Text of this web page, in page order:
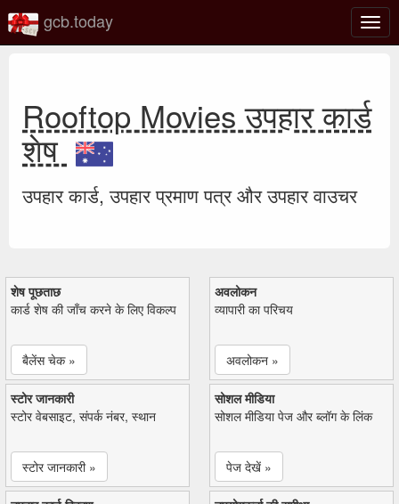
टॉगल
gcb.today
Rooftop Movies उपहार कार्ड
शेष
उपहार कार्ड, उपहार प्रमाण पत्र और उपहार वाउचर
शेष पूछताछ
कार्ड शेष की जाँच करने के लिए विकल्प
बैलेंस चेक »
अवलोकन
व्यापारी का परिचय
अवलोकन »
स्टोर जानकारी
स्टोर वेबसाइट, संपर्क नंबर, स्थान
स्टोर जानकारी »
सोशल मीडिया
सोशल मीडिया पेज और ब्लॉग के लिंक
पेज देखें »